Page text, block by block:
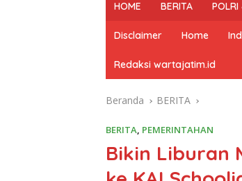
HOME BERITA
Disclaimer Home
Redaksi wartajatim.id
Beranda BERITA
BERITA, PEMERINTAHAN
Bikin Liburan